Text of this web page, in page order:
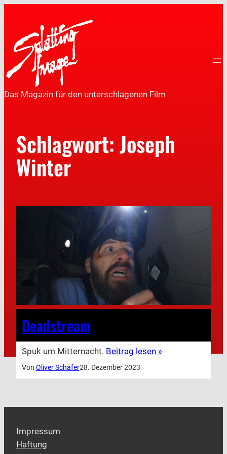
Das Magazin für den unterschlagenen Film
Schlagwort:Joseph
Winter
Deadstream
Spuk um Mitternacht. Beitrag lesen »
Von Oliver Schäfer28. Dezember 2023
Impressum
Haftung